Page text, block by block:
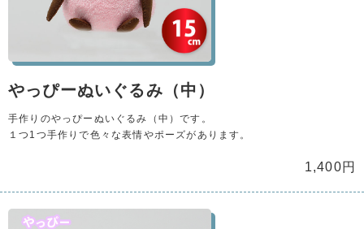
やっぴーぬいぐるみ（中）
手作りのやっぴーぬいぐるみ（中）です。
１つ1つ手作りで色々な表情やポーズがあります。
1,400円